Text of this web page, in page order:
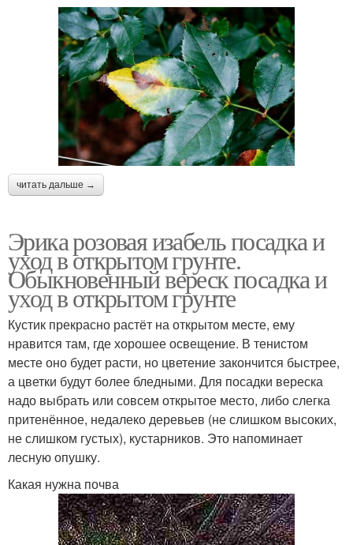
читать дальше →
Эрика розовая изабель посадка и
уход в открытом грунте.
Обыкновенный вереск посадка и
уход в открытом грунте
Кустик прекрасно растёт на открытом месте, ему
нравится там, где хорошее освещение. В тенистом
месте оно будет расти, но цветение закончится быстрее,
а цветки будут более бледными. Для посадки вереска
надо выбрать или совсем открытое место, либо слегка
притенённое, недалеко деревьев (не слишком высоких,
не слишком густых), кустарников. Это напоминает
лесную опушку.
Какая нужна почва